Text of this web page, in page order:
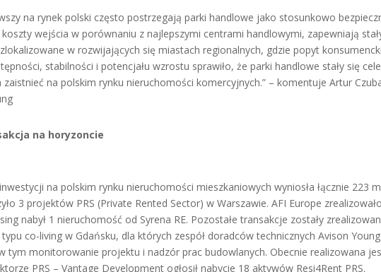
na rynek polski często postrzegają parki handlowe jako stosunkowo
wejścia w porównaniu z najlepszymi centrami handlowymi, zapewniają
w rozwijających się miastach regionalnych, gdzie popyt konsumencki
stabilności i potencjału wzrostu sprawiło, że parki handlowe stały się
na polskim rynku nieruchomości komercyjnych.” – komentuje Artur
na horyzoncie
na polskim rynku nieruchomości mieszkaniowych wyniosła łącznie 223
3 projektów PRS (Private Rented Sector) w Warszawie. AFI Europe
nabył 1 nieruchomość od Syrena RE. Pozostałe transakcje zostały
co-living w Gdańsku, dla których zespół doradców technicznych Avison Young
tym monitorowanie projektu i nadzór prac budowlanych. Obecnie realizowana
PRS – Vantage Development ogłosił nabycie 18 aktywów Resi4Rent PRS.